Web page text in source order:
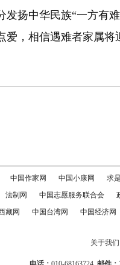
扬中华民族“一方
，相信遇难者家属将
中国作家网 中国小康网 求
法制网 中国志愿服务联合会
藏网 中国台湾网 中国经济网
关于我们